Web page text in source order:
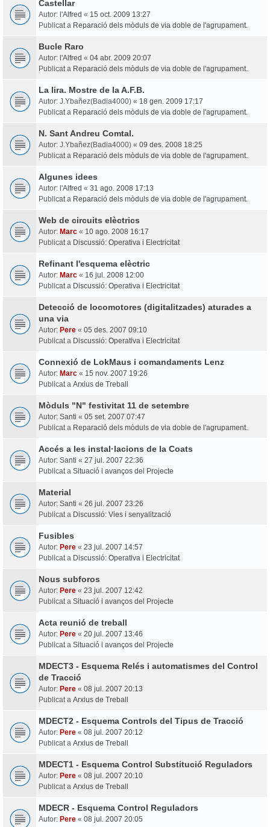
Castellar
Autor: l'Alfred « 15 oct. 2009 13:27
Publicat a Reparació dels mòduls de via doble de l'agrupament.
Bucle Raro
Autor: l'Alfred « 04 abr. 2009 20:07
Publicat a Reparació dels mòduls de via doble de l'agrupament.
La lira. Mostre de la A.F.B.
Autor: J.Ybañez(Badia4000) « 18 gen. 2009 17:17
Publicat a Reparació dels mòduls de via doble de l'agrupament.
N. Sant Andreu Comtal.
Autor: J.Ybañez(Badia4000) « 09 des. 2008 18:25
Publicat a Reparació dels mòduls de via doble de l'agrupament.
Algunes idees
Autor: l'Alfred « 31 ago. 2008 17:13
Publicat a Reparació dels mòduls de via doble de l'agrupament.
Web de circuits elèctrics
Autor: Marc « 10 ago. 2008 16:17
Publicat a Discussió: Operativa i Electricitat
Refinant l'esquema elèctric
Autor: Marc « 16 jul. 2008 12:00
Publicat a Discussió: Operativa i Electricitat
Detecció de locomotores (digitalitzades) aturades a
una via
Autor: Pere « 05 des. 2007 09:10
Publicat a Discussió: Operativa i Electricitat
Connexió de LokMaus i comandaments Lenz
Autor: Marc « 15 nov. 2007 19:26
Publicat a Arxius de Treball
Mòduls "N" festivitat 11 de setembre
Autor: Santi « 05 set. 2007 07:47
Publicat a Reparació dels mòduls de via doble de l'agrupament.
Accés a les instal·lacions de la Coats
Autor: Santi « 27 jul. 2007 22:36
Publicat a Situació i avanços del Projecte
Material
Autor: Santi « 26 jul. 2007 23:26
Publicat a Discussió: Vies i senyalització
Fusibles
Autor: Pere « 23 jul. 2007 14:57
Publicat a Discussió: Operativa i Electricitat
Nous subforos
Autor: Pere « 23 jul. 2007 12:42
Publicat a Situació i avanços del Projecte
Acta reunió de treball
Autor: Pere « 20 jul. 2007 13:46
Publicat a Situació i avanços del Projecte
MDECT3 - Esquema Relés i automatismes del Control
de Tracció
Autor: Pere « 08 jul. 2007 20:13
Publicat a Arxius de Treball
MDECT2 - Esquema Controls del Tipus de Tracció
Autor: Pere « 08 jul. 2007 20:12
Publicat a Arxius de Treball
MDECT1 - Esquema Control Substitució Reguladors
Autor: Pere « 08 jul. 2007 20:10
Publicat a Arxius de Treball
MDECR - Esquema Control Reguladors
Autor: Pere « 08 jul. 2007 20:05